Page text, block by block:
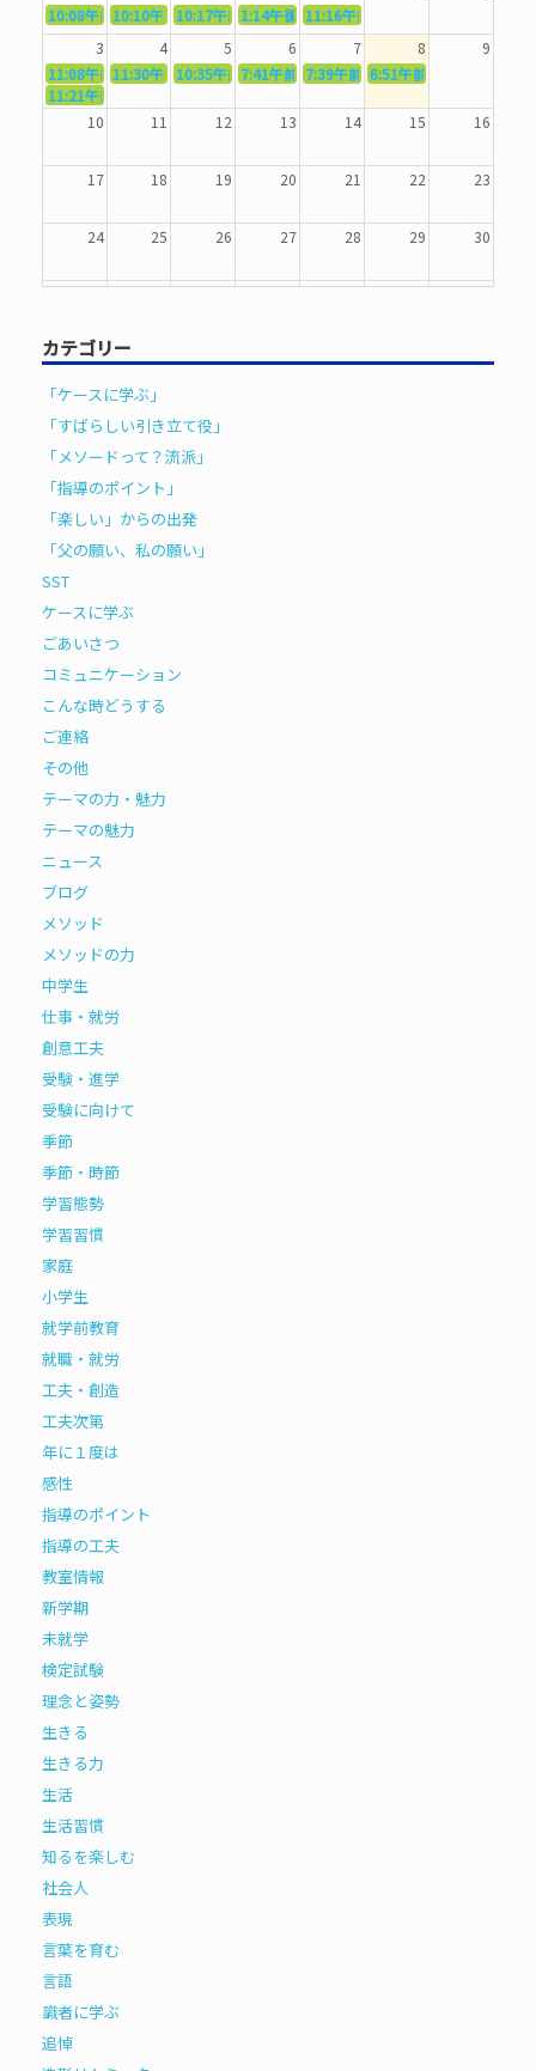
10:08午前
5362．～国語力を〜
10:10午前5363．～自信を〜
10:17午前 5364．～信じて待つ〜
1:14午後 5365．～計画的に〜
11:16午前
3
4 5 6 7 8
9
11:08午前
5367．～機能を育てる〜
11:30午前5369．～歌唱造形〜
10:35午前 5370．～バランスを〜
7:41午前 5371．～漢字学習〜
7:39午前 5372．～一歩引く〜
6:51午前
11:21午前
10
11 12 13 14 15 16
17 18 19 20 21 22 23
24 25 26 27 28 29 30
31 1 2 3 4 5 6
カテゴリー
「ケースに学ぶ」
「すばらしい引き立て役」
「メソードって？流派」
「指導のポイント」
「楽しい」からの出発
「父の願い、私の願い」
SST
ケースに学ぶ
ごあいさつ
コミュニケーション
こんな時どうする
ご連絡
その他
テーマの力・魅力
テーマの魅力
ニュース
ブログ
メソッド
メソッドの力
中学生
仕事・就労
創意工夫
受験・進学
受験に向けて
季節
季節・時節
学習態勢
学習習慣
家庭
小学生
就学前教育
就職・就労
工夫・創造
工夫次第
年に１度は
感性
指導のポイント
指導の工夫
教室情報
新学期
未就学
検定試験
理念と姿勢
生きる
生きる力
生活
生活習慣
知るを楽しむ
社会人
表現
言葉を育む
言語
識者に学ぶ
追悼